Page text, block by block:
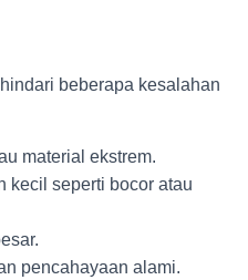
beberapa kesalahan
material ekstrem.
kecil seperti bocor atau
pencahayaan alami.